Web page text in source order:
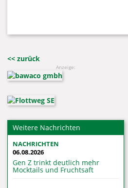
<< zurück
Anzeige:
Weitere Nachrichten
NACHRICHTEN
06.08.2026
Gen Z trinkt deutlich mehr
Mocktails und Fruchtsaft